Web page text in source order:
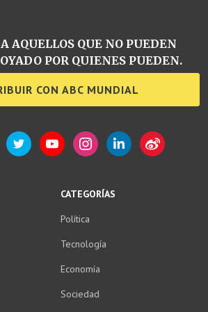
CATEGORÍAS
Política
Tecnología
Economía
Sociedad
AQUELLOS QUE NO PUEDEN
POR QUIENES PUEDEN.
CON ABC MUNDIAL